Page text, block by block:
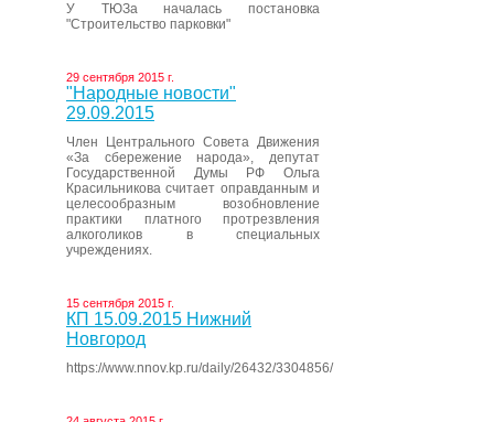
У ТЮЗа началась постановка
"Строительство парковки"
29 сентября 2015 г.
"Народные новости"
29.09.2015
Член Центрального Совета Движения
«За сбережение народа», депутат
Государственной Думы РФ Ольга
Красильникова считает оправданным и
целесообразным возобновление
практики платного протрезвления
алкоголиков в специальных
учреждениях.
15 сентября 2015 г.
КП 15.09.2015 Нижний
Новгород
https://www.nnov.kp.ru/daily/26432/3304856/